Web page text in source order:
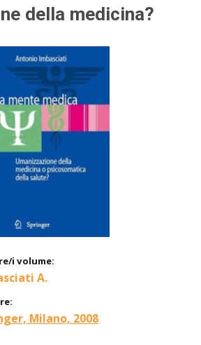
della medicina?
i volume:
A.
Milano, 2008